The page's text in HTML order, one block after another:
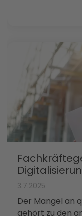
3.7.2025
Der Mangel an
gehört zu den